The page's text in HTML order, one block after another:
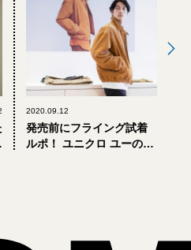
2020.09.12
発売前にフライング試着
ルポ！ ユニクロ ユーの新